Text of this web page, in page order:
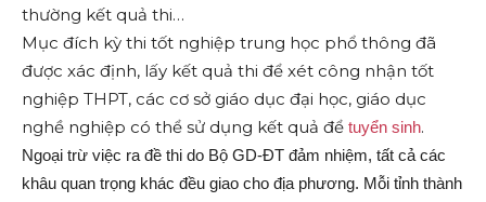
thường kết quả thi…
Mục đích kỳ thi tốt nghiệp trung học phổ thông đã
được xác định, lấy kết quả thi để xét công nhận tốt
nghiệp THPT, các cơ sở giáo dục đại học, giáo dục
nghề nghiệp có thể sử dụng kết quả để tuyển sinh.
Ngoại trừ việc ra đề thi do Bộ GD-ĐT đảm nhiệm, tất cả các
khâu quan trọng khác đều giao cho địa phương. Mỗi tỉnh thành